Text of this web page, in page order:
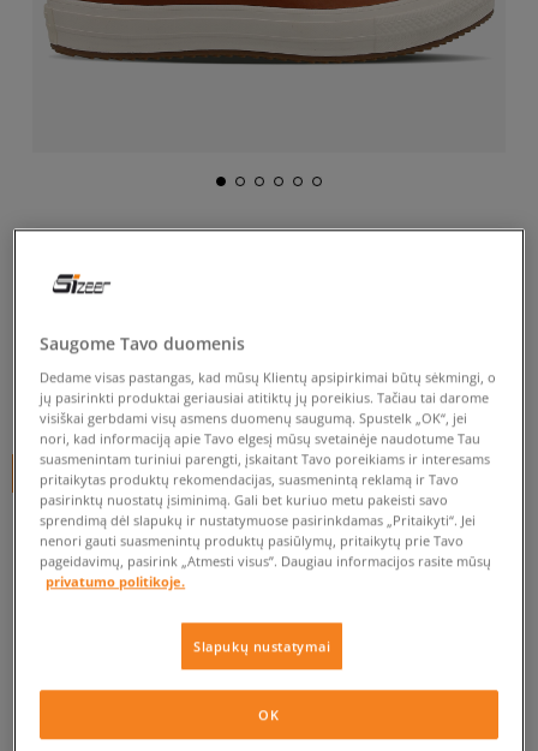
BOOT
59,99€
+ 60 tšk. SizeerClub
Prekė neprieinama
PATIKRINK PRIEINAMUMĄ PARDUOTUVĖJE
Saugome Tavo duomenis
Dedame visas pastangas, kad mūsų Klientų apsipirkimai būtų sėkmingi, o
jų pasirinkti produktai geriausiai atitiktų jų poreikius. Tačiau tai darome
visiškai gerbdami visų asmens duomenų saugumą. Spustelk „OK“, jei
nori, kad informaciją apie Tavo elgesį mūsų svetainėje naudotume Tau
suasmenintam turiniui parengti, įskaitant Tavo poreikiams ir interesams
pritaikytas produktų rekomendacijas, suasmenintą reklamą ir Tavo
pasirinktų nuostatų įsiminimą. Gali bet kuriuo metu pakeisti savo
sprendimą dėl slapukų ir nustatymuose pasirinkdamas „Pritaikyti“. Jei
nenori gauti suasmenintų produktų pasiūlymų, pritaikytų prie Tavo
pageidavimų, pasirink „Atmesti visus”. Daugiau informacijos rasite mūsų
privatumo politikoje.
Slapukų nustatymai
OK